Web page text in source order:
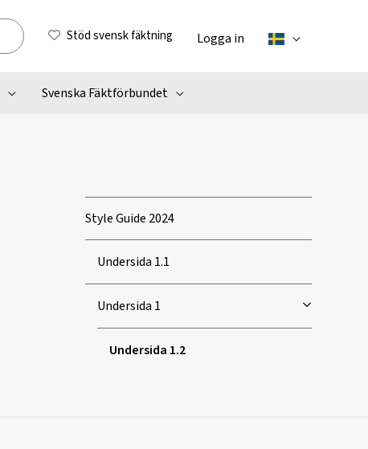
Stöd svensk fäktning Logga in
Svenska Fäktförbundet
Style Guide 2024
Undersida 1.1
Undersida 1
Undersida 1.2